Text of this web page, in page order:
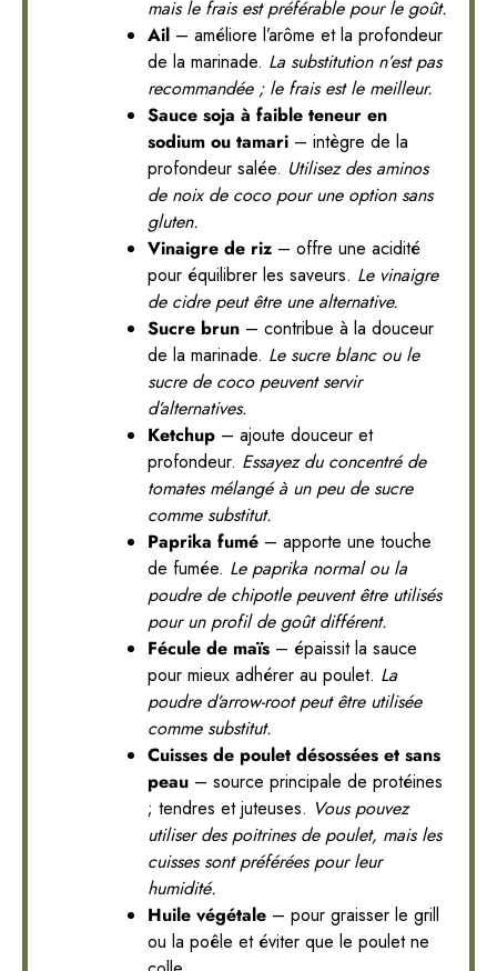
mais le frais est préférable pour le goût.
Ail – améliore l’arôme et la profondeur
de la marinade. La substitution n’est pas
recommandée ; le frais est le meilleur.
Sauce soja à faible teneur en
sodium ou tamari – intègre de la
profondeur salée. Utilisez des aminos
de noix de coco pour une option sans
gluten.
Vinaigre de riz – offre une acidité
pour équilibrer les saveurs. Le vinaigre
de cidre peut être une alternative.
Sucre brun – contribue à la douceur
de la marinade. Le sucre blanc ou le
sucre de coco peuvent servir
d’alternatives.
Ketchup – ajoute douceur et
profondeur. Essayez du concentré de
tomates mélangé à un peu de sucre
comme substitut.
Paprika fumé – apporte une touche
de fumée. Le paprika normal ou la
poudre de chipotle peuvent être utilisés
pour un profil de goût différent.
Fécule de maïs – épaissit la sauce
pour mieux adhérer au poulet. La
poudre d’arrow-root peut être utilisée
comme substitut.
Cuisses de poulet désossées et sans
peau – source principale de protéines
; tendres et juteuses. Vous pouvez
utiliser des poitrines de poulet, mais les
cuisses sont préférées pour leur
humidité.
Huile végétale – pour graisser le grill
ou la poêle et éviter que le poulet ne